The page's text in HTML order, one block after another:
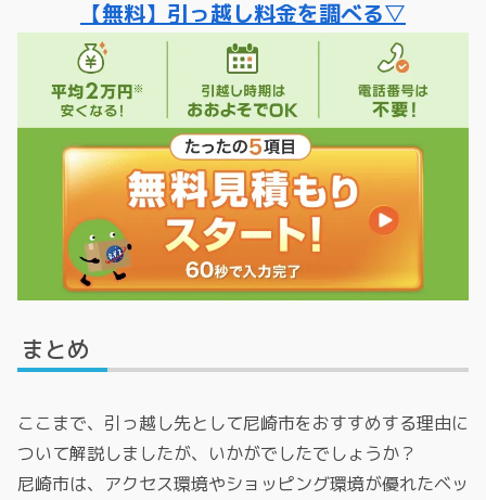
【無料】引っ越し料金を調べる▽
まとめ
ここまで、引っ越し先として尼崎市をおすすめする理由に
ついて解説しましたが、いかがでしたでしょうか？
尼崎市は、アクセス環境やショッピング環境が優れたベッ